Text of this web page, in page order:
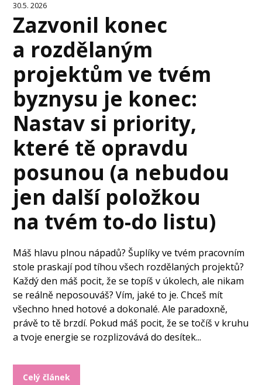
30.5. 2026
Zazvonil konec
a rozdělaným
projektům ve tvém
byznysu je konec:
Nastav si priority,
které tě opravdu
posunou (a nebudou
jen další položkou
na tvém to-do listu)
Máš hlavu plnou nápadů? Šuplíky ve tvém pracovním
stole praskají pod tíhou všech rozdělaných projektů?
Každý den máš pocit, že se topíš v úkolech, ale nikam
se reálně neposouváš? Vím, jaké to je. Chceš mít
všechno hned hotové a dokonalé. Ale paradoxně,
právě to tě brzdí. Pokud máš pocit, že se točíš v kruhu
a tvoje energie se rozplizovává do desítek...
Celý článek